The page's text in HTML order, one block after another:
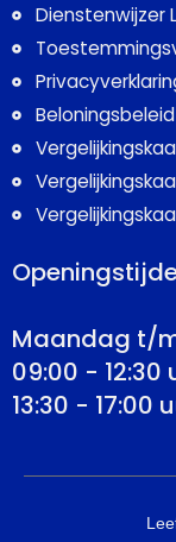
Dienstenwijzer
Beloningsbeleid
Maandag t/
09:00 - 12:30
13:30 - 17:00